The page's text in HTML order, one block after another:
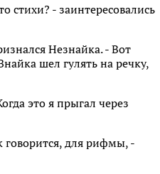
стихи? - заинтересовались
Незнайка. - Вот
шел гулять на речку,
это я прыгал через
говорится, для рифмы, -